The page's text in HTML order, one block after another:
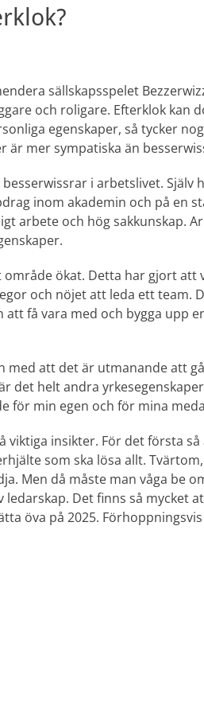
sällskapsspelet
och roligare. Efterklok kan
egenskaper, så tycker
är mer sympatiska än
i arbetslivet. Själv
inom akademin och på en
arbete och hög sakkunskap.
ökat. Detta har gjort att
och nöjet att leda ett team.
få vara med och bygga upp
med att det är utmanande att
det helt andra
för min egen och för mina
insikter. För det första
som ska lösa allt.
Men då måste man våga be
Det finns så mycket
öva på 2025.